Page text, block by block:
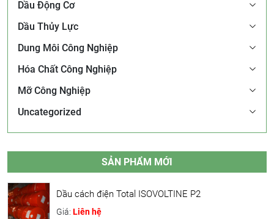
Dầu Động Cơ
Dầu Thủy Lực
Dung Môi Công Nghiệp
Hóa Chất Công Nghiệp
Mỡ Công Nghiệp
Uncategorized
SẢN PHẨM MỚI
Dầu cách điện Total ISOVOLTINE P2
Giá: Liên hệ